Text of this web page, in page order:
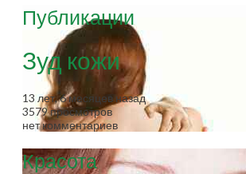
Публикации
Зуд кожи
13 лет, 6 месяцев назад
3579 просмотров
нет комментариев
Красота